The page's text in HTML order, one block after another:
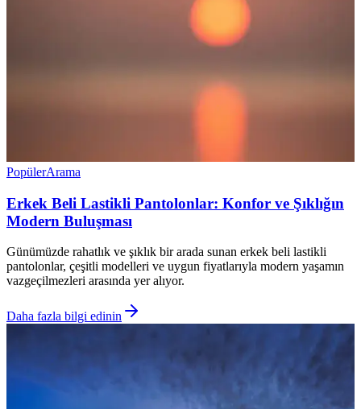
PopülerArama
Erkek Beli Lastikli Pantolonlar: Konfor ve Şıklığın
Modern Buluşması
Günümüzde rahatlık ve şıklık bir arada sunan erkek beli lastikli
pantolonlar, çeşitli modelleri ve uygun fiyatlarıyla modern yaşamın
vazgeçilmezleri arasında yer alıyor.
Daha fazla bilgi edinin